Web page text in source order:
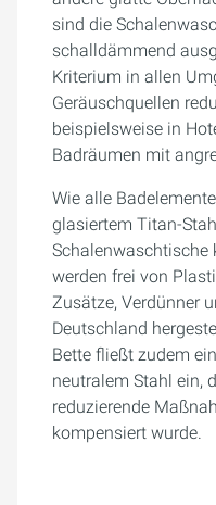
sind die
schalldämmend
Kriterium in allen
Geräuschquellen
beispielsweise in
Badräumen mit
Wie alle
glasiertem Titan-
Schalenwaschtische
werden frei von
Zusätze, Verdünner
Deutschland
Bette fließt zudem
neutralem Stahl ein,
reduzierende
kompensiert wurde.